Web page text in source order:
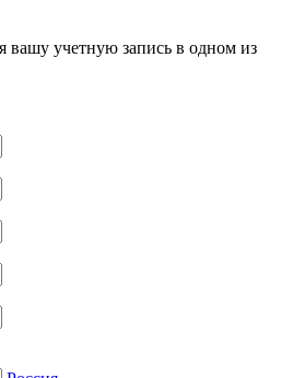
вашу учетную запись в одном из